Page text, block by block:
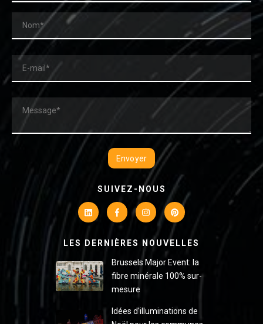
SUIVEZ-NOUS
LES DERNIÈRES NOUVELLES
Brussels Major Event: la
fibre minérale 100% sur-
mesure
Idées d'illuminations de